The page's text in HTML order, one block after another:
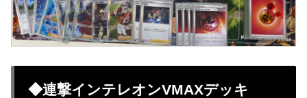
◆連撃インテレオンVMAXデッキ